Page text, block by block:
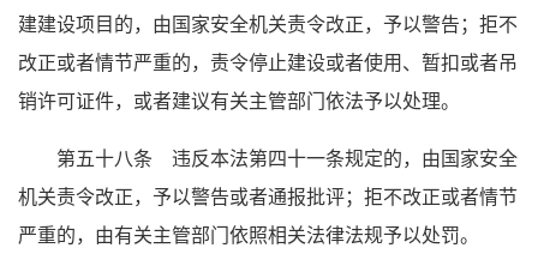
建建设项目的，由国家安全机关责令改正，予以警告；拒不
改正或者情节严重的，责令停止建设或者使用、暂扣或者吊
销许可证件，或者建议有关主管部门依法予以处理。
第五十八条 违反本法第四十一条规定的，由国家安全
机关责令改正，予以警告或者通报批评；拒不改正或者情节
严重的，由有关主管部门依照相关法律法规予以处罚。